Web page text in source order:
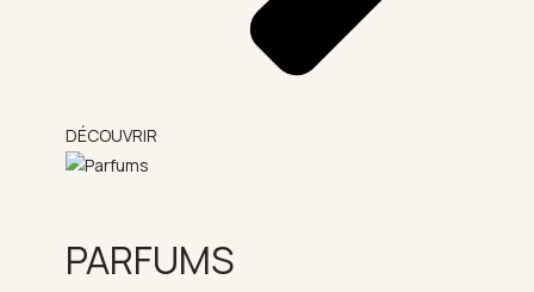
DÉCOUVRIR
PARFUMS